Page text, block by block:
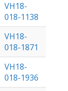
VH18-
018-1138
VH18-
018-1871
VH18-
018-1936